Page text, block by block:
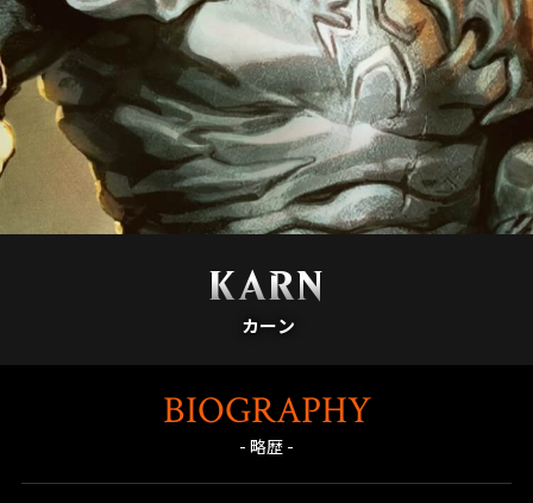
KARN
カーン
BIOGRAPHY
- 略歴 -